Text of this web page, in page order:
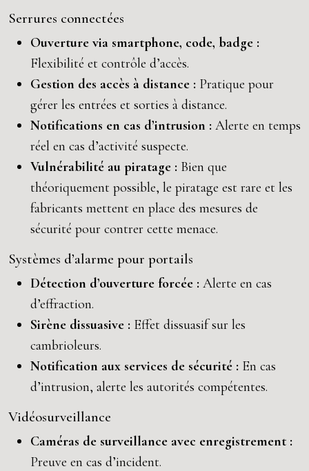
Serrures connectées
Ouverture via smartphone, code, badge :
Flexibilité et contrôle d’accès.
Gestion des accès à distance : Pratique pour
gérer les entrées et sorties à distance.
Notifications en cas d’intrusion : Alerte en temps
réel en cas d’activité suspecte.
Vulnérabilité au piratage : Bien que
théoriquement possible, le piratage est rare et les
fabricants mettent en place des mesures de
sécurité pour contrer cette menace.
Systèmes d’alarme pour portails
Détection d’ouverture forcée : Alerte en cas
d’effraction.
Sirène dissuasive : Effet dissuasif sur les
cambrioleurs.
Notification aux services de sécurité : En cas
d’intrusion, alerte les autorités compétentes.
Vidéosurveillance
Caméras de surveillance avec enregistrement :
Preuve en cas d’incident.